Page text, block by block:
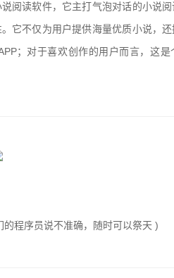
阅读软件，它主打气泡对话的小说
它不仅为用户提供海量优质小说，
；对于喜欢创作的用户而言，这
程序员说不准确，随时可以祭天 )